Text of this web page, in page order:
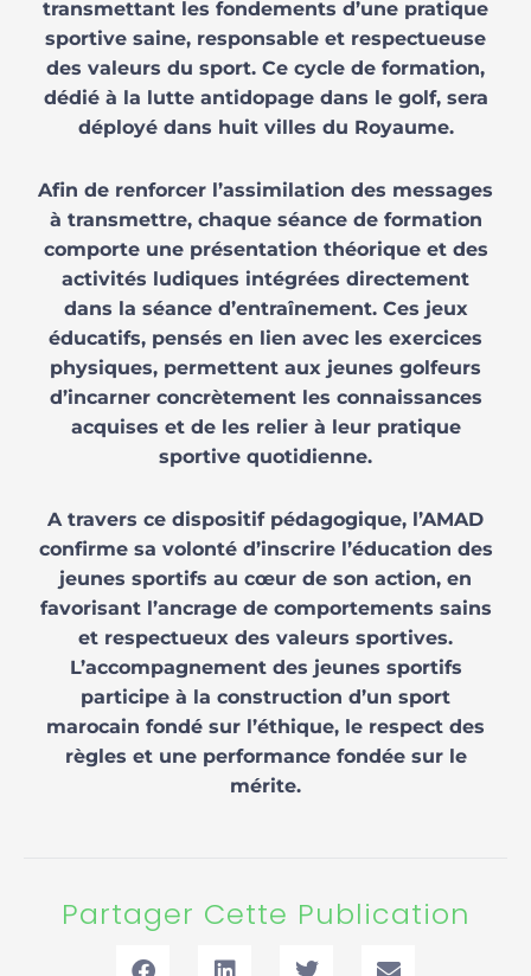
transmettant les fondements d’une pratique
sportive saine, responsable et respectueuse
des valeurs du sport. Ce cycle de formation,
dédié à la lutte antidopage dans le golf, sera
déployé dans huit villes du Royaume.
Afin de renforcer l’assimilation des messages
à transmettre, chaque séance de formation
comporte une présentation théorique et des
activités ludiques intégrées directement
dans la séance d’entraînement. Ces jeux
éducatifs, pensés en lien avec les exercices
physiques, permettent aux jeunes golfeurs
d’incarner concrètement les connaissances
acquises et de les relier à leur pratique
sportive quotidienne.
A travers ce dispositif pédagogique, l’AMAD
confirme sa volonté d’inscrire l’éducation des
jeunes sportifs au cœur de son action, en
favorisant l’ancrage de comportements sains
et respectueux des valeurs sportives.
L’accompagnement des jeunes sportifs
participe à la construction d’un sport
marocain fondé sur l’éthique, le respect des
règles et une performance fondée sur le
mérite.
Partager Cette Publication